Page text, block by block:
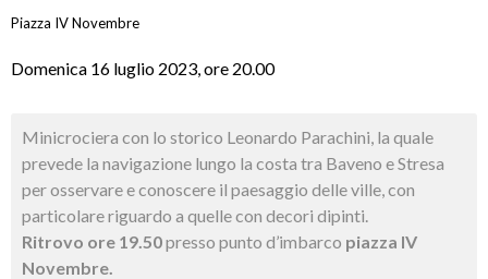
Piazza IV Novembre
Domenica 16 luglio 2023, ore 20.00
Minicrociera con lo storico Leonardo Parachini, la quale
prevede la navigazione lungo la costa tra Baveno e Stresa
per osservare e conoscere il paesaggio delle ville, con
particolare riguardo a quelle con decori dipinti.
Ritrovo ore 19.50presso punto d’imbarco piazza IV
Novembre.